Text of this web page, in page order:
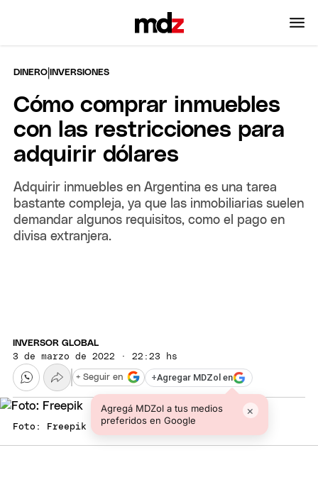
DINERO | INVERSIONES
Cómo comprar inmuebles
con las restricciones para
adquirir dólares
Adquirir inmuebles en Argentina es una tarea
bastante compleja, ya que las inmobiliarias suelen
demandar algunos requisitos, como el pago en
divisa extranjera.
INVERSOR GLOBAL
3 de marzo de 2022 · 22:23 hs
+Agregar MDZol en
Agregá MDZol a tus medios
preferidos en Google
×
+ Seguir en
Foto: Freepik